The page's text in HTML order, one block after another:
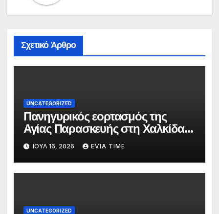
Σχετικό Άρθρο
UNCATEGORIZED
Πανηγυρικός εορτασμός της
Αγίας Παρασκευής στη Χαλκίδα
τις 25 και 26 Ιουλίου
ΙΟΎΛ 16, 2026 EVIA TIME
UNCATEGORIZED